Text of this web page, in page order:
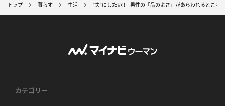
トップ 暮らす 生活 “夫”にしたい!! 男性の「品のよさ」があらわれるところ6
カテゴリー